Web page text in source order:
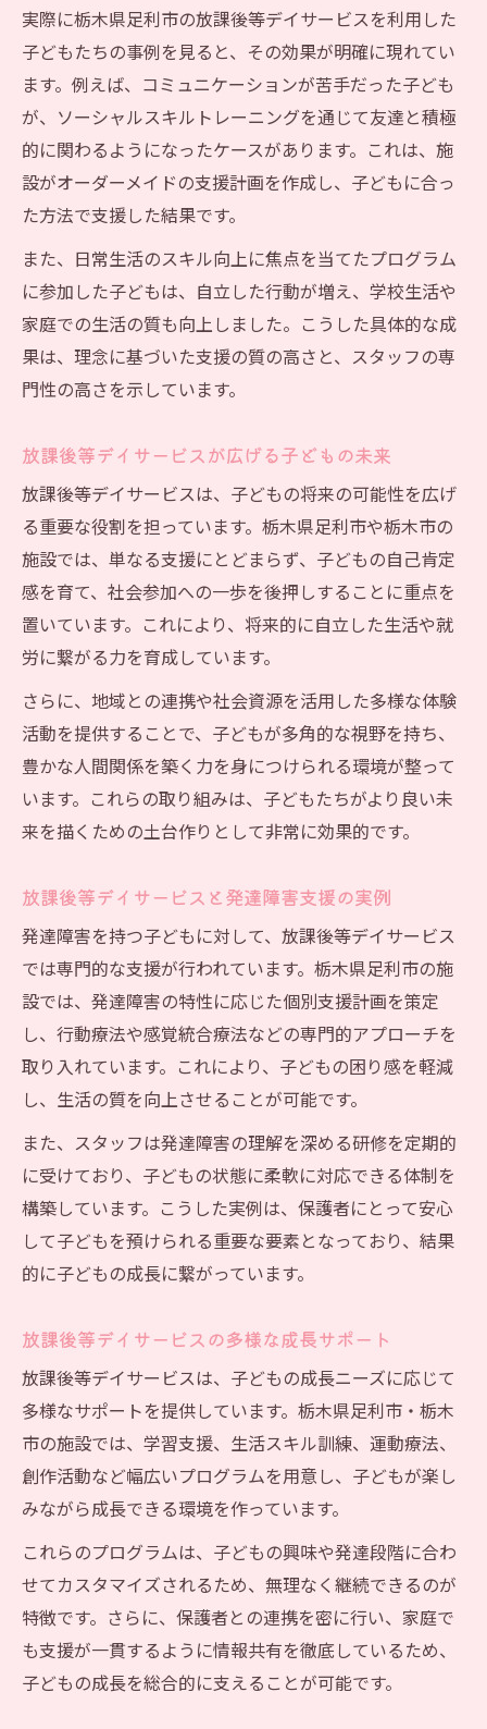
実際に栃木県足利市の放課後等デイサービスを利用した
子どもたちの事例を見ると、その効果が明確に現れてい
ます。例えば、コミュニケーションが苦手だった子ども
が、ソーシャルスキルトレーニングを通じて友達と積極
的に関わるようになったケースがあります。これは、施
設がオーダーメイドの支援計画を作成し、子どもに合っ
た方法で支援した結果です。
また、日常生活のスキル向上に焦点を当てたプログラム
に参加した子どもは、自立した行動が増え、学校生活や
家庭での生活の質も向上しました。こうした具体的な成
果は、理念に基づいた支援の質の高さと、スタッフの専
門性の高さを示しています。
放課後等デイサービスが広げる子どもの未来
放課後等デイサービスは、子どもの将来の可能性を広げ
る重要な役割を担っています。栃木県足利市や栃木市の
施設では、単なる支援にとどまらず、子どもの自己肯定
感を育て、社会参加への一歩を後押しすることに重点を
置いています。これにより、将来的に自立した生活や就
労に繋がる力を育成しています。
さらに、地域との連携や社会資源を活用した多様な体験
活動を提供することで、子どもが多角的な視野を持ち、
豊かな人間関係を築く力を身につけられる環境が整って
います。これらの取り組みは、子どもたちがより良い未
来を描くための土台作りとして非常に効果的です。
放課後等デイサービスと発達障害支援の実例
発達障害を持つ子どもに対して、放課後等デイサービス
では専門的な支援が行われています。栃木県足利市の施
設では、発達障害の特性に応じた個別支援計画を策定
し、行動療法や感覚統合療法などの専門的アプローチを
取り入れています。これにより、子どもの困り感を軽減
し、生活の質を向上させることが可能です。
また、スタッフは発達障害の理解を深める研修を定期的
に受けており、子どもの状態に柔軟に対応できる体制を
構築しています。こうした実例は、保護者にとって安心
して子どもを預けられる重要な要素となっており、結果
的に子どもの成長に繋がっています。
放課後等デイサービスの多様な成長サポート
放課後等デイサービスは、子どもの成長ニーズに応じて
多様なサポートを提供しています。栃木県足利市・栃木
市の施設では、学習支援、生活スキル訓練、運動療法、
創作活動など幅広いプログラムを用意し、子どもが楽し
みながら成長できる環境を作っています。
これらのプログラムは、子どもの興味や発達段階に合わ
せてカスタマイズされるため、無理なく継続できるのが
特徴です。さらに、保護者との連携を密に行い、家庭で
も支援が一貫するように情報共有を徹底しているため、
子どもの成長を総合的に支えることが可能です。